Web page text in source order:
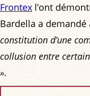
Frontex l’ont
Bardella a
constitution d’une
collusion entre
».